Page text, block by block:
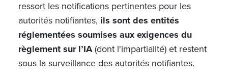
ressort les notifications pertinentes pour les
autorités notifiantes, ils sont des entités
réglementées soumises aux exigences du
règlement sur l’IA(dont l'impartialité) et restent
sous la surveillance des autorités notifiantes.